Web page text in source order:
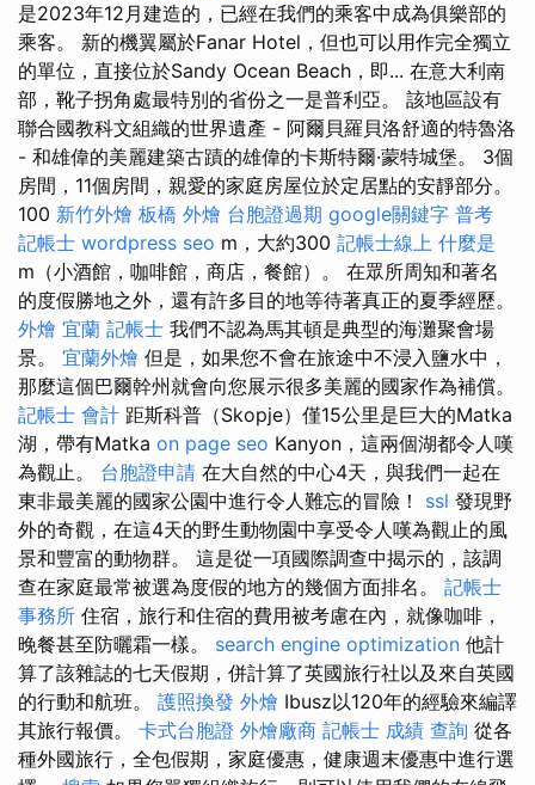
是2023年12月建造的，已經在我們的乘客中成為俱樂部的
乘客。 新的機翼屬於Fanar Hotel，但也可以用作完全獨立
的單位，直接位於Sandy Ocean Beach，即... 在意大利南
部，靴子拐角處最特別的省份之一是普利亞。 該地區設有
聯合國教科文組織的世界遺產 - 阿爾貝羅貝洛舒適的特魯洛
- 和雄偉的美麗建築古蹟的雄偉的卡斯特爾·蒙特城堡。 3個
房間，11個房間，親愛的家庭房屋位於定居點的安靜部分。
100 新竹外燴 板橋 外燴 台胞證過期 google關鍵字 普考
記帳士 wordpress seo m，大約300 記帳士線上 什麼是
m（小酒館，咖啡館，商店，餐館）。 在眾所周知和著名
的度假勝地之外，還有許多目的地等待著真正的夏季經歷。
外燴 宜蘭 記帳士 我們不認為馬其頓是典型的海灘聚會場
景。 宜蘭外燴 但是，如果您不會在旅途中不浸入鹽水中，
那麼這個巴爾幹州就會向您展示很多美麗的國家作為補償。
記帳士 會計 距斯科普（Skopje）僅15公里是巨大的Matka
湖，帶有Matka on page seo Kanyon，這兩個湖都令人嘆
為觀止。 台胞證申請 在大自然的中心4天，與我們一起在
東非最美麗的國家公園中進行令人難忘的冒險！ ssl 發現野
外的奇觀，在這4天的野生動物園中享受令人嘆為觀止的風
景和豐富的動物群。 這是從一項國際調查中揭示的，該調
查在家庭最常被選為度假的地方的幾個方面排名。 記帳士
事務所 住宿，旅行和住宿的費用被考慮在內，就像咖啡，
晚餐甚至防曬霜一樣。 search engine optimization 他計
算了該雜誌的七天假期，併計算了英國旅行社以及來自英國
的行動和航班。 護照換發 外燴 Ibusz以120年的經驗來編譯
其旅行報價。 卡式台胞證 外燴廠商 記帳士 成績 查詢 從各
種外國旅行，全包假期，家庭優惠，健康週末優惠中進行選